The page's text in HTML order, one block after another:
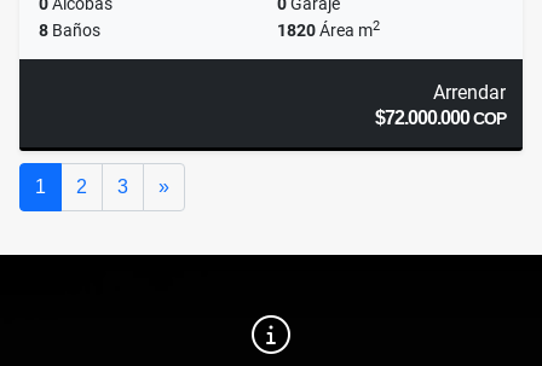
8 Baños 1820Área m2
Arrendar
$72.000.000COP
1 2 3 »Siguiente